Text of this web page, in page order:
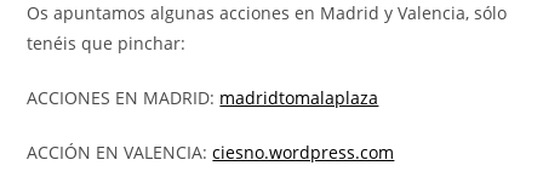
Os apuntamos algunas acciones en Madrid y Valencia, sólo
tenéis que pinchar:
ACCIONES EN MADRID: madridtomalaplaza
ACCIÓN EN VALENCIA:ciesno.wordpress.com